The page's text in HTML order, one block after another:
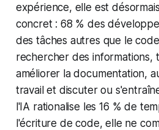
expérience, elle est
concret : 68 % des
des tâches autres que le
rechercher des informations,
améliorer la documentation,
travail et discuter ou
l'IA rationalise les 16 % de
l'écriture de code, elle ne